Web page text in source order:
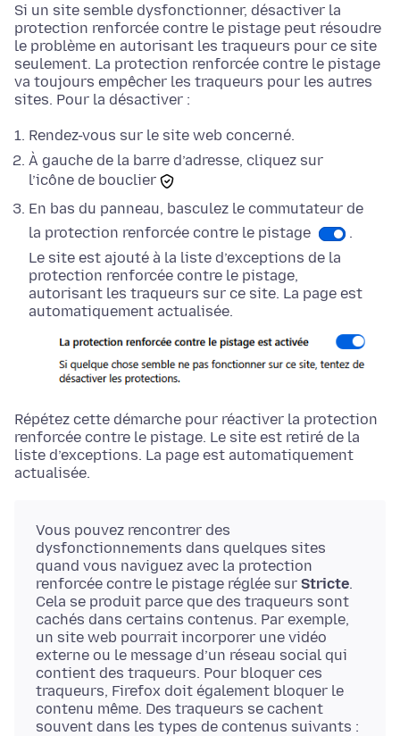
Si un site semble dysfonctionner, désactiver la
protection renforcée contre le pistage peut résoudre
le problème en autorisant les traqueurs pour ce site
seulement. La protection renforcée contre le pistage
va toujours empêcher les traqueurs pour les autres
sites. Pour la désactiver :
Rendez-vous sur le site web concerné.
À gauche de la barre d’adresse, cliquez sur
l’icône de bouclier
En bas du panneau, basculez le commutateur de
la protection renforcée contre le pistage
.
Le site est ajouté à la liste d’exceptions de la
protection renforcée contre le pistage,
autorisant les traqueurs sur ce site. La page est
automatiquement actualisée.
Répétez cette démarche pour réactiver la protection
renforcée contre le pistage. Le site est retiré de la
liste d’exceptions. La page est automatiquement
actualisée.
Vous pouvez rencontrer des
dysfonctionnements dans quelques sites
quand vous naviguez avec la protection
renforcée contre le pistage réglée sur Stricte.
Cela se produit parce que des traqueurs sont
cachés dans certains contenus. Par exemple,
un site web pourrait incorporer une vidéo
externe ou le message d’un réseau social qui
contient des traqueurs. Pour bloquer ces
traqueurs, Firefox doit également bloquer le
contenu même. Des traqueurs se cachent
souvent dans les types de contenus suivants :